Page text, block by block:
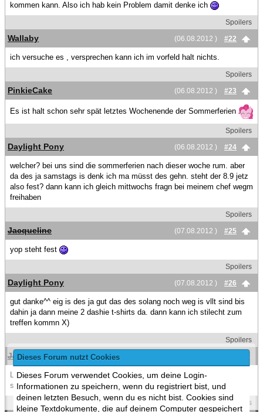
Dieses Forum nutzt Cookies
Dieses Forum verwendet Cookies, um deine Login-
Informationen zu speichern, wenn du registriert bist, und
deinen letzten Besuch, wenn du es nicht bist. Cookies sind
kleine Textdokumente, die auf deinem Computer gespeichert
kommen kann. Also ich hab kein Problem damit denke ich
Spoilers
(06.08.2012 )
#22
Wallaby
ich versuche es , versprechen kann ich im vorfeld halt nichts.
Spoilers
(06.08.2012 )
#23
PinkieCake
Es ist halt schon sehr spät letztes Wochenende der Sommerferien
Spoilers
(06.08.2012 )
#24
Daylight Pony
welcher? bei uns sind die sommerferien nach dieser woche rum. aber
da des ja samstags is denk ich ma müsst des gehn. steht der 8.9 jetz
also fest? dann kann ich gleich mittwochs fragn bei meinem chef wegm
freihaben
Spoilers
(07.08.2012 )
#25
Jacqueline
yop steht fest
Spoilers
(07.08.2012 )
#26
Daylight Pony
gut danke^^ eig is des ja gut das des solang noch weg is vllt sind bis
dahin ja dann meine 2 dashie t-shirts da. dann kann ich stilecht zum
treffen kommn X)
Spoilers
Jacqueline
Leute,ich werde das Treffen nicht organisieren. Thread bitte
schließen,danke.
Spoilers